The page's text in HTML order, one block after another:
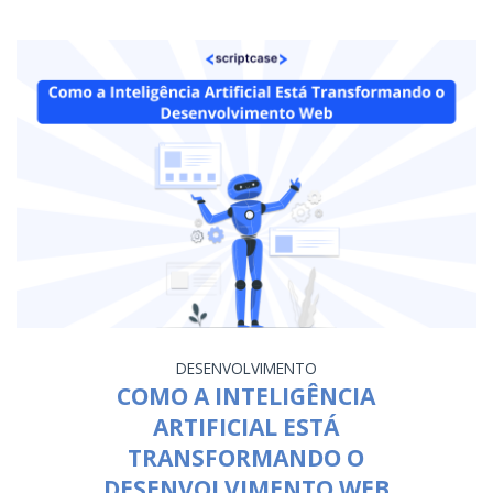
DESENVOLVIMENTO
COMO A INTELIGÊNCIA
ARTIFICIAL ESTÁ
TRANSFORMANDO O